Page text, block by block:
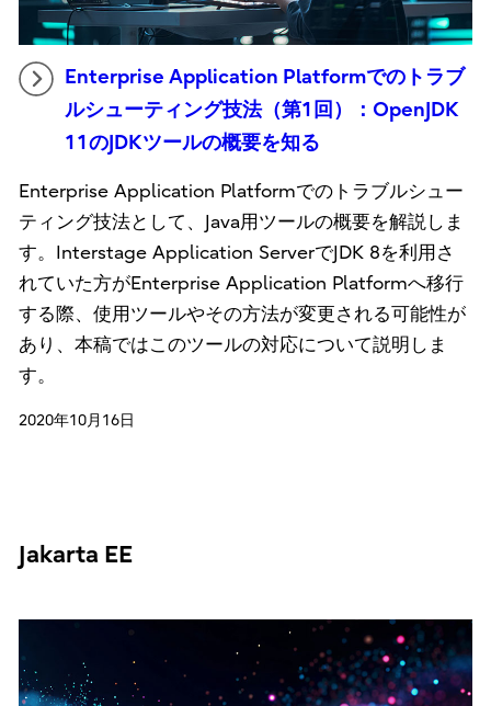
Enterprise Application Platformでのトラブ
ルシューティング技法（第1回）：OpenJDK
11のJDKツールの概要を知る
Enterprise Application Platformでのトラブルシュー
ティング技法として、Java用ツールの概要を解説しま
す。Interstage Application ServerでJDK 8を利用さ
れていた方がEnterprise Application Platformへ移行
する際、使用ツールやその方法が変更される可能性が
あり、本稿ではこのツールの対応について説明しま
す。
2020年10月16日
Jakarta EE